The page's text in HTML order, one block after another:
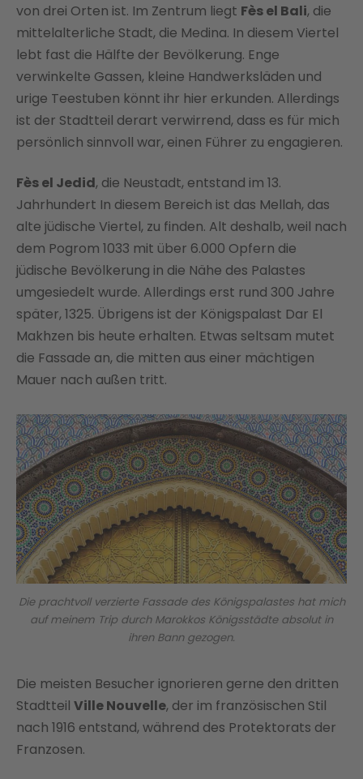
von drei Orten ist. Im Zentrum liegt Fès el Bali, die
mittelalterliche Stadt, die Medina. In diesem Viertel
lebt fast die Hälfte der Bevölkerung. Enge
verwinkelte Gassen, kleine Handwerksläden und
urige Teestuben könnt ihr hier erkunden. Allerdings
ist der Stadtteil derart verwirrend, dass es für mich
persönlich sinnvoll war, einen Führer zu engagieren.
Fès el Jedid, die Neustadt, entstand im 13.
Jahrhundert In diesem Bereich ist das Mellah, das
alte jüdische Viertel, zu finden. Alt deshalb, weil nach
dem Pogrom 1033 mit über 6.000 Opfern die
jüdische Bevölkerung in die Nähe des Palastes
umgesiedelt wurde. Allerdings erst rund 300 Jahre
später, 1325. Übrigens ist der Königspalast Dar El
Makhzen bis heute erhalten. Etwas seltsam mutet
die Fassade an, die mitten aus einer mächtigen
Mauer nach außen tritt.
Die prachtvoll verzierte Fassade des Königspalastes hat mich
auf meinem Trip durch Marokkos Königsstädte absolut in
ihren Bann gezogen.
Die meisten Besucher ignorieren gerne den dritten
Stadtteil Ville Nouvelle, der im französischen Stil
nach 1916 entstand, während des Protektorats der
Franzosen.